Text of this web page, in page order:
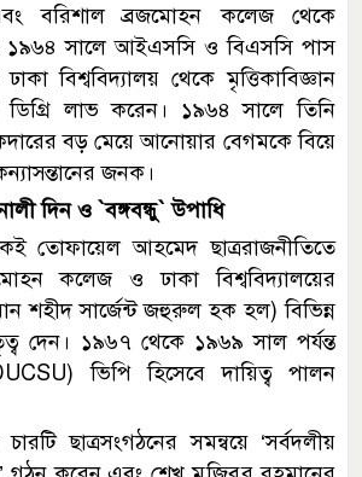
বরিশাল ব্রজমোহন কলেজ থেকে
১৯৬৪ সালে আইএসসি ও বিএসসি পাস
বিশ্ববিদ্যালয় থেকে মৃত্তিকাবিজ্ঞান
লাভ করেন। ১৯৬৪ সালে তিনি
বড় মেয়ে আনোয়ার বেগমকে বিয়ে
জনক।
দিন ও ‍‍`বঙ্গবন্ধু‍‍` উপাধি
তোফায়েল আহমেদ ছাত্ররাজনীতিতে
কলেজ ও ঢাকা বিশ্ববিদ্যালয়ের
শহীদ সার্জেন্ট জহুরুল হক হল) বিভিন্ন
দেন। ১৯৬৭ থেকে ১৯৬৯ সাল পর্যন্ত
ভিপি হিসেবে দায়িত্ব পালন
ছাত্রসংগঠনের সমন্বয়ে ‘সর্বদলীয়